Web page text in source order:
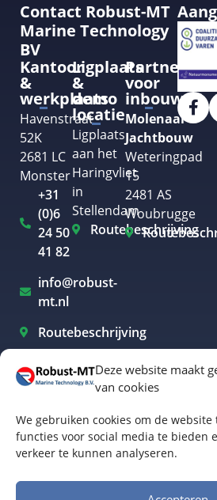
Deze website maakt
van cookies
We gebruiken cookies om de
functies voor social media te bieden
verkeer te kunnen analyseren.
Contact Robust-MT
Marine Technology
BV
Kantoor
&
werkplaats
Havenstraat
52K
2681 LC
Monster
+31
(0)6
24 50
41 82
info@robust-
mt.nl
Routebeschrijving
Ligplaats
&
demo
locatie
Ligplaats
aan het
Haringvliet
in
Stellendam
Routebeschrijving
Partner
voor
inbouw
Molenaar
Jachtbouw
Weteringpad
15
2481 AS
Woubrugge
Elektrisch varen Westland
Elektrisch varen Rotterdam
Elektrisch varen Amsterdam